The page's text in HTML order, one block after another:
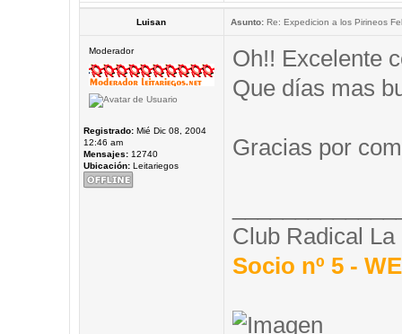
Luisan Asunto:Re: Expedicion a los Pirineos
Moderador
Registrado:Mié Dic 08, 2004
12:46 am
Mensajes:12740
Ubicación:Leitariegos
Oh!! Excelente
Que días mas
Gracias por
Club Radical La
Socio nº 5 -